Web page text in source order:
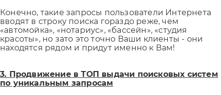
Конечно, такие запросы пользователи Интернета
вводят в строку поиска гораздо реже, чем
«автомойка», «нотариус», «бассейн», «студия
красоты», но зато это точно Ваши клиенты - они
находятся рядом и придут именно к Вам!
3. Продвижение в ТОП выдачи поисковых систем
по уникальным запросам